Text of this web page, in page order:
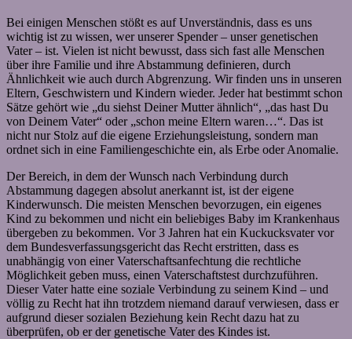
Bei einigen Menschen stößt es auf Unverständnis, dass es uns
wichtig ist zu wissen, wer unserer Spender – unser genetischen
Vater – ist. Vielen ist nicht bewusst, dass sich fast alle Menschen
über ihre Familie und ihre Abstammung definieren, durch
Ähnlichkeit wie auch durch Abgrenzung. Wir finden uns in unseren
Eltern, Geschwistern und Kindern wieder. Jeder hat bestimmt schon
Sätze gehört wie „du siehst Deiner Mutter ähnlich“, „das hast Du
von Deinem Vater“ oder „schon meine Eltern waren…“. Das ist
nicht nur Stolz auf die eigene Erziehungsleistung, sondern man
ordnet sich in eine Familiengeschichte ein, als Erbe oder Anomalie.
Der Bereich, in dem der Wunsch nach Verbindung durch
Abstammung dagegen absolut anerkannt ist, ist der eigene
Kinderwunsch. Die meisten Menschen bevorzugen, ein eigenes
Kind zu bekommen und nicht ein beliebiges Baby im Krankenhaus
übergeben zu bekommen. Vor 3 Jahren hat ein Kuckucksvater vor
dem Bundesverfassungsgericht das Recht erstritten, dass es
unabhängig von einer Vaterschaftsanfechtung die rechtliche
Möglichkeit geben muss, einen Vaterschaftstest durchzuführen.
Dieser Vater hatte eine soziale Verbindung zu seinem Kind – und
völlig zu Recht hat ihn trotzdem niemand darauf verwiesen, dass er
aufgrund dieser sozialen Beziehung kein Recht dazu hat zu
überprüfen, ob er der genetische Vater des Kindes ist.